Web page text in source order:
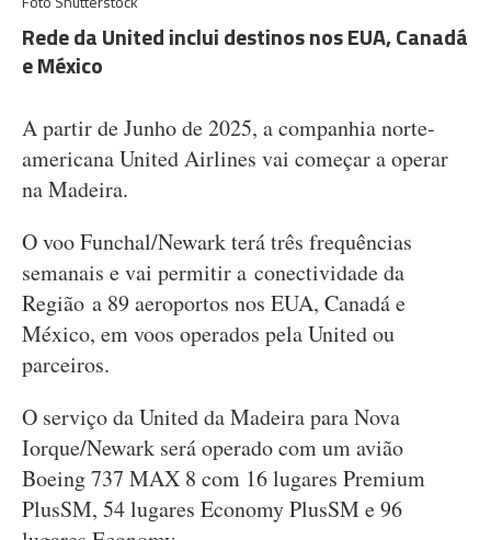
Rede da United inclui destinos nos EUA, Canadá
e México
A partir de Junho de 2025, a companhia norte-
americana United Airlines vai começar a operar
na Madeira.
O voo Funchal/Newark terá três frequências
semanais e vai permitir a conectividade da
Região a 89 aeroportos nos EUA, Canadá e
México, em voos operados pela United ou
parceiros.
O serviço da United da Madeira para Nova
Iorque/Newark será operado com um avião
Boeing 737 MAX 8 com 16 lugares Premium
PlusSM, 54 lugares Economy PlusSM e 96